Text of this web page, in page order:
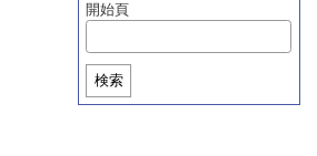
開始頁
検索